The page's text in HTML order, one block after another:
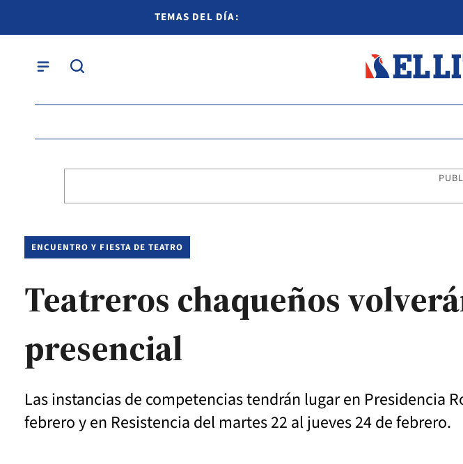
TEMAS DEL DÍA:
ENCUENTRO Y FIESTA DE TEATRO
Teatreros chaqueños
presencial
Las instancias de competencias tendrán lugar en Presidencia
febrero y en Resistencia del martes 22 al jueves 24 de febrero.